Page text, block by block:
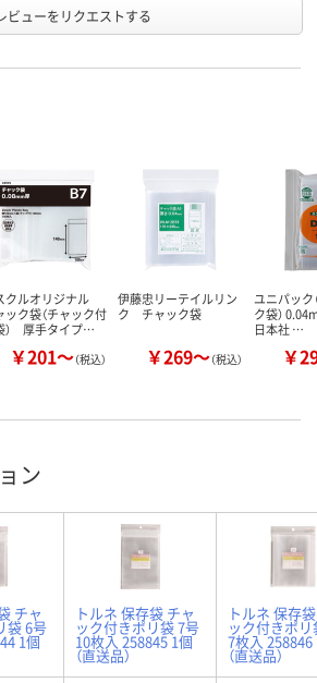
ビューをリクエストする
クルオリジナル
ック袋（チャック付
） 厚手タイプ…
￥201～（税込）
伊藤忠リーテイルリン
ク チャック袋
￥269～（税込）
ユニパック
ク袋）
日本社 …
￥
ン
チャ
袋 6号
1個
トルネ 保存袋 チャ
ック付きポリ袋 7号
10枚入 258845 1個
（直送品）
トルネ 保存
ック付きポリ
7枚入 258846
（直送品）